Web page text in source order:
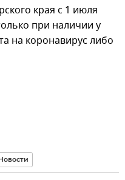
края с 1 июля
при наличии у
на коронавирус либо